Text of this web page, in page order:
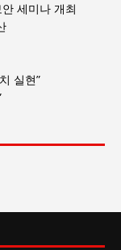
세미나 개최
실현”